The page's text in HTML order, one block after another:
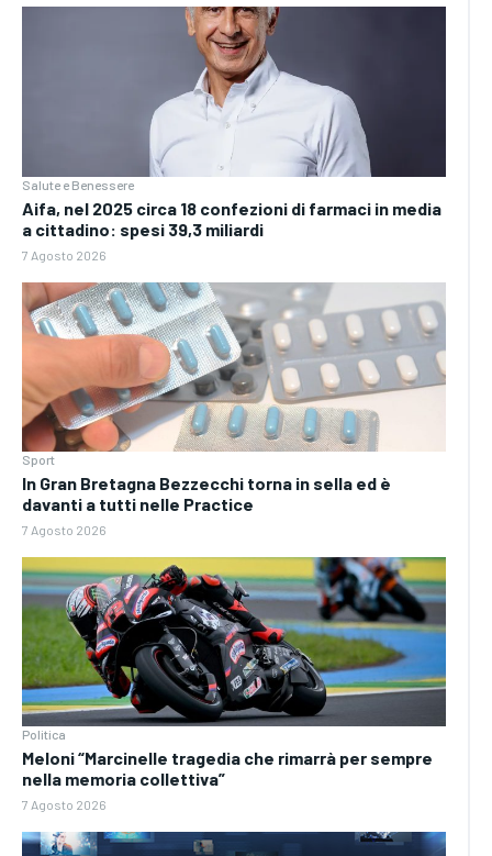
Salute e Benessere
Aifa, nel 2025 circa 18 confezioni di farmaci in media
a cittadino: spesi 39,3 miliardi
7 Agosto 2026
Sport
In Gran Bretagna Bezzecchi torna in sella ed è
davanti a tutti nelle Practice
7 Agosto 2026
Politica
Meloni “Marcinelle tragedia che rimarrà per sempre
nella memoria collettiva”
7 Agosto 2026